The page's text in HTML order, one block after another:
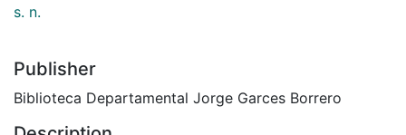
s. n.
Publisher
Biblioteca Departamental Jorge Garces Borrero